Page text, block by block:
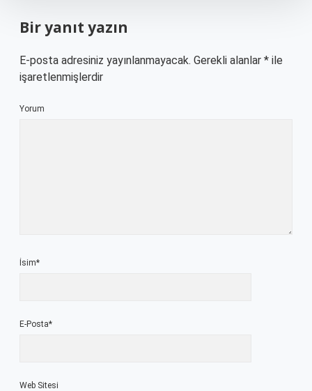
Bir yanıt yazın
E-posta adresiniz yayınlanmayacak. Gerekli alanlar * ile
işaretlenmişlerdir
Yorum
İsim*
E-Posta*
Web Sitesi